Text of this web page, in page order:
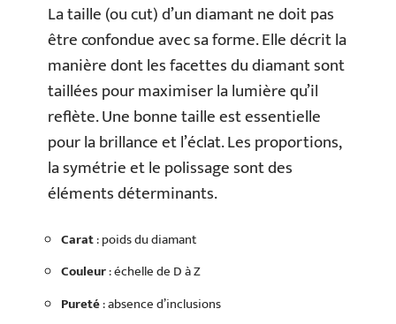
La taille (ou cut) d’un diamant ne doit pas
être confondue avec sa forme. Elle décrit la
manière dont les facettes du diamant sont
taillées pour maximiser la lumière qu’il
reflète. Une bonne taille est essentielle
pour la brillance et l’éclat. Les proportions,
la symétrie et le polissage sont des
éléments déterminants.
Carat: poids du diamant
Couleur: échelle de D à Z
Pureté: absence d’inclusions